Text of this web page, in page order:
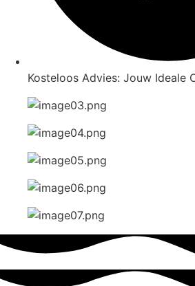
Kosteloos Advies: Jouw Ideale